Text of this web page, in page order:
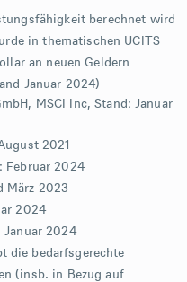
berechnet wird
in thematischen UCITS
an neuen Geldern
Januar 2024)
MSCI Inc, Stand: Januar
2021
Februar 2024
März 2023
2024
Januar 2024
die bedarfsgerechte
(insb. in Bezug auf